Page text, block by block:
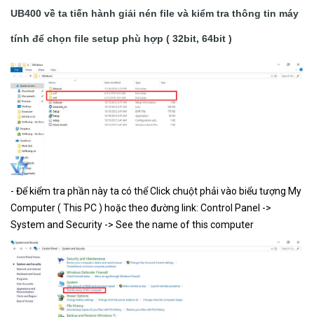
UB400 về ta tiến hành giải nén file và kiểm tra thông tin máy
tính để chọn file setup phù hợp ( 32bit, 64bit )
- Để kiểm tra phần này ta có thể Click chuột phải vào biểu tượng My
Computer ( This PC ) hoặc theo đường link: Control Panel ->
System and Security -> See the name of this computer